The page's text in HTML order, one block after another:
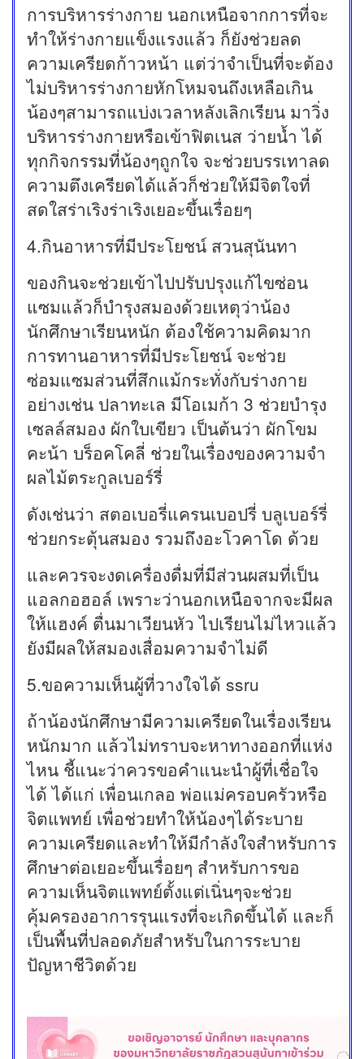
การบริหารร่างกาย นอกเหนือจากการที่จะ
ทำให้ร่างกายแข็งแรงแล้ว ก็ยังช่วยลด
ความเครียดก้าวหน้า แต่ว่าจำเป็นที่จะต้อง
ไม่บริหารร่างกายหักโหมจนถึงเหลือเกิน
น้องๆสามารถแบ่งเวลาหลังเลิกเรียน มาวิ่ง
บริหารร่างกายหรือเข้าฟิตเนส ว่ายน้ำ ได้
ทุกกิจกรรมที่น้องๆถูกใจ จะช่วยบรรเทาลด
ความตึงเครียดได้แล้วก็ช่วยให้มีจิตใจที่
สดใสร่าเริงร่าเริงเยอะขึ้นเรื่อยๆ
4.กินอาหารที่มีประโยชน์ สวนสุนันทา
ของกินจะช่วยเข้าไปปรับปรุงแก้ไขซ่อน
แซมแล้วก็บำรุงสมองด้วยเหตุว่าน้อง
นักศึกษาเรียนหนัก ต้องใช้ความคิดมาก
การทานอาหารที่มีประโยชน์ จะช่วย
ซ่อมแซมส่วนที่สึกแม้กระทั่งกับร่างกาย
อย่างเช่น ปลาทะเล มีโอเมก้า 3 ช่วยบำรุง
เซลล์สมอง ผักใบเขียว เป็นต้นว่า ผักโขม
คะน้า บร็อคโคลี่ ช่วยในเรื่องของความจำ
ผลไม้ตระกูลเบอร์รี่
ดังเช่นว่า สตอเบอรี่แครนเบอปรี่ บลูเบอร์รี่
ช่วยกระตุ้นสมอง รวมถึงอะโวคาโด ด้วย
และควรจะงดเครื่องดื่มที่มีส่วนผสมที่เป็น
แอลกอฮอล์ เพราะว่านอกเหนือจากจะมีผล
ให้แฮงค์ ตื่นมาเวียนหัว ไปเรียนไม่ไหวแล้ว
ยังมีผลให้สมองเสื่อมความจำไม่ดี
5.ขอความเห็นผู้ที่วางใจได้ ssru
ถ้าน้องนักศึกษามีความเครียดในเรื่องเรียน
หนักมาก แล้วไม่ทราบจะหาทางออกที่แห่ง
ไหน ชี้แนะว่าควรขอคำแนะนำผู้ที่เชื่อใจ
ได้ ได้แก่ เพื่อนเกลอ พ่อแม่ครอบครัวหรือ
จิตแพทย์ เพื่อช่วยทำให้น้องๆได้ระบาย
ความเครียดและทำให้มีกำลังใจสำหรับการ
ศึกษาต่อเยอะขึ้นเรื่อยๆ สำหรับการขอ
ความเห็นจิตแพทย์ตั้งแต่เนิ่นๆจะช่วย
คุ้มครองอาการรุนแรงที่จะเกิดขึ้นได้ และก็
เป็นพื้นที่ปลอดภัยสำหรับในการระบาย
ปัญหาชีวิตด้วย